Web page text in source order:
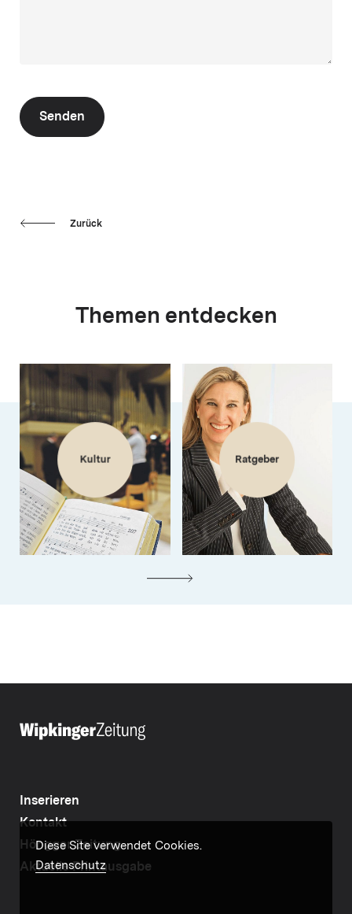
Senden
Zurück
Themen entdecken
Kultur Ratgeber
Inserieren
Kontakt
Höngger Zeitung
Aktuelle Printausgabe
Diese Site verwendet Cookies.
Datenschutz